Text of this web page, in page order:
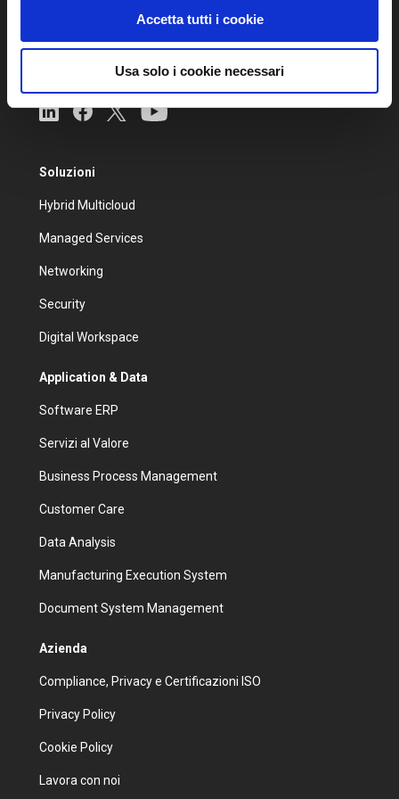
Accetta tutti i cookie
Usa solo i cookie necessari
personalizzate per la gestione,
virtualizzazione e business continuity dei
sistemi IT della tua azienda.
Soluzioni
Hybrid Multicloud
Managed Services
Networking
Security
Digital Workspace
Application & Data
Software ERP
Servizi al Valore
Business Process Management
Customer Care
Data Analysis
Manufacturing Execution System
Document System Management
Azienda
Compliance, Privacy e Certificazioni ISO
Privacy Policy
Cookie Policy
Lavora con noi